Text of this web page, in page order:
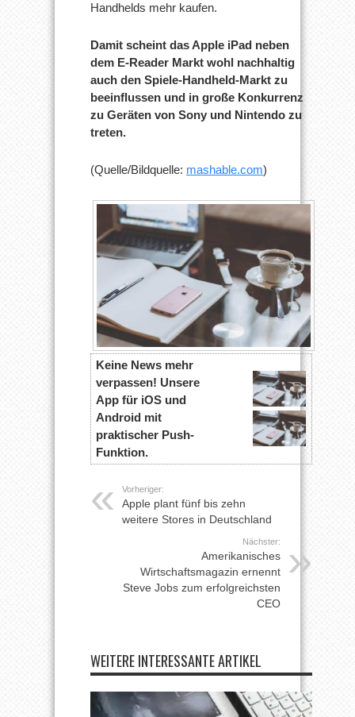
Handhelds mehr kaufen.
Damit scheint das Apple iPad neben
dem E-Reader Markt wohl nachhaltig
auch den Spiele-Handheld-Markt zu
beeinflussen und in große Konkurrenz
zu Geräten von Sony und Nintendo zu
treten.
(Quelle/Bildquelle: mashable.com)
Keine News mehr
verpassen! Unsere
App für iOS und
Android mit
praktischer Push-
Funktion.
Vorheriger:
Apple plant fünf bis zehn
weitere Stores in Deutschland
Nächster:
Amerikanisches
Wirtschaftsmagazin ernennt
Steve Jobs zum erfolgreichsten
CEO
WEITERE INTERESSANTE ARTIKEL